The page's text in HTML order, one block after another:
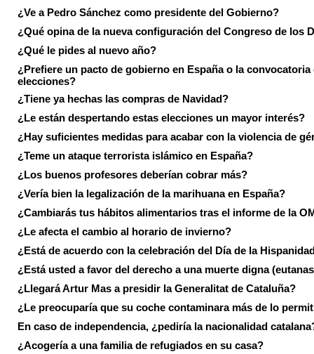
¿Ve a Pedro Sánchez como presidente del Gobierno?
¿Qué opina de la nueva configuración del Congreso de los
¿Qué le pides al nuevo año?
¿Prefiere un pacto de gobierno en España o la convocatoria
elecciones?
¿Tiene ya hechas las compras de Navidad?
¿Le están despertando estas elecciones un mayor interés?
¿Hay suficientes medidas para acabar con la violencia de
¿Teme un ataque terrorista islámico en España?
¿Los buenos profesores deberían cobrar más?
¿Vería bien la legalización de la marihuana en España?
¿Cambiarás tus hábitos alimentarios tras el informe de la
¿Le afecta el cambio al horario de invierno?
¿Está de acuerdo con la celebración del Día de la
¿Está usted a favor del derecho a una muerte digna
¿Llegará Artur Mas a presidir la Generalitat de Cataluña?
¿Le preocuparía que su coche contaminara más de lo
En caso de independencia, ¿pediría la nacionalidad
¿Acogería a una familia de refugiados en su casa?